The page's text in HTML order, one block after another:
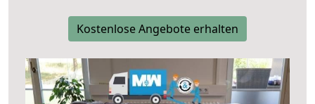
Kostenlose Angebote erhalten